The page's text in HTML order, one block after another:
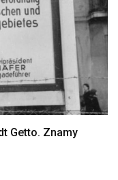
Getto. Znamy